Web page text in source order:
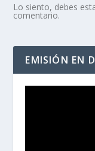
Lo siento, debes
comentario.
EMISIÓN EN